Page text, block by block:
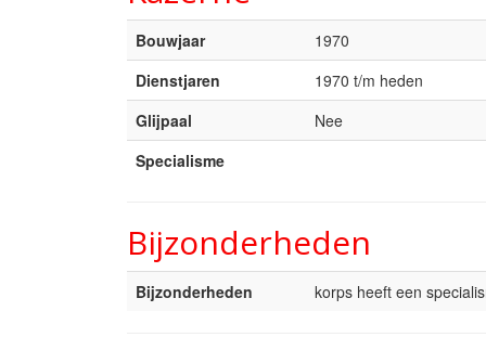
Bouwjaar
1970
Dienstjaren
1970 t/m heden
Glijpaal
Nee
Specialisme
Bijzonderheden
Bijzonderheden korps heeft een